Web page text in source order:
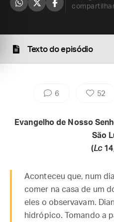
Texto do episódio
6 52
Evangelho de Nosso
São
(Lc
Aconteceu que, num
comer na casa de um
eles o observavam.
hidrópico. Tomando a